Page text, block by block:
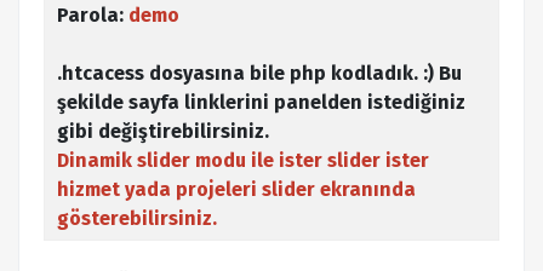
Parola: demo
.htcacess dosyasına bile php kodladık. :) Bu
şekilde sayfa linklerini panelden istediğiniz
gibi değiştirebilirsiniz.
Dinamik slider modu ile ister slider ister
hizmet yada projeleri slider ekranında
gösterebilirsiniz.